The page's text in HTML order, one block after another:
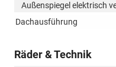
Außenspiegel elektrisch
Dachausführung
Räder & Technik